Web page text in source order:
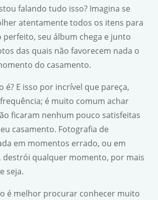
falando tudo isso? Imagina se
atentamente todos os itens para
perfeito, seu álbum chega e junto
das quais não favorecem nada o
do casamento.
é? E isso por incrível que pareça,
é muito comum achar
ficaram nenhum pouco satisfeitas
casamento. Fotografia de
em momentos errado, ou em
destrói qualquer momento, por mais
seja.
é melhor procurar conhecer muito